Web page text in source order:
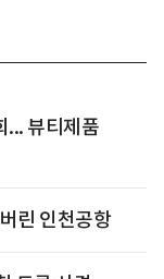
... 뷰티제품
린 인천공항